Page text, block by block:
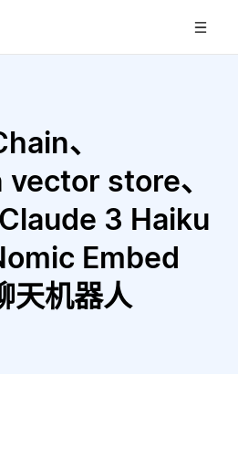
、
store、
3 Haiku
Embed
天机器人